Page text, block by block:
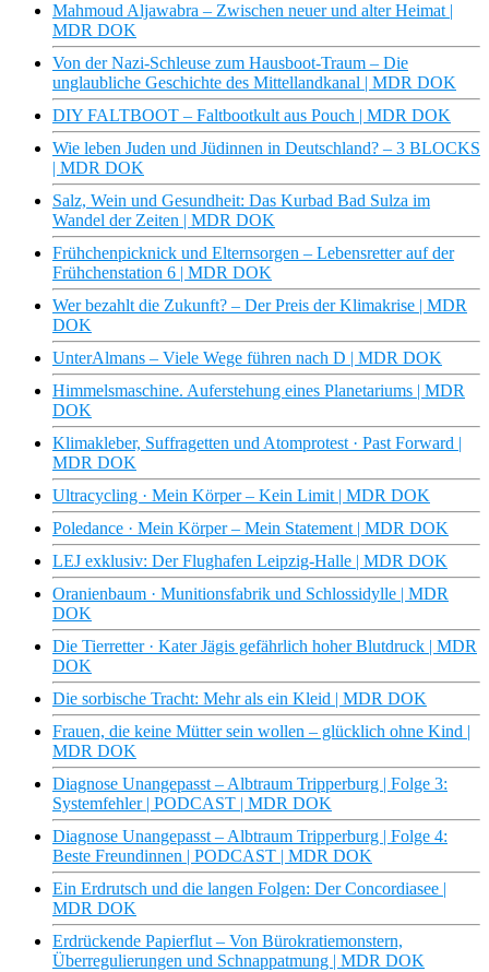
Mahmoud Aljawabra – Zwischen neuer und alter Heimat |
MDR DOK
Von der Nazi-Schleuse zum Hausboot-Traum – Die
unglaubliche Geschichte des Mittellandkanal | MDR DOK
DIY FALTBOOT – Faltbootkult aus Pouch | MDR DOK
Wie leben Juden und Jüdinnen in Deutschland? – 3 BLOCKS
| MDR DOK
Salz, Wein und Gesundheit: Das Kurbad Bad Sulza im
Wandel der Zeiten | MDR DOK
Frühchenpicknick und Elternsorgen – Lebensretter auf der
Frühchenstation 6 | MDR DOK
Wer bezahlt die Zukunft? – Der Preis der Klimakrise | MDR
DOK
UnterAlmans – Viele Wege führen nach D | MDR DOK
Himmelsmaschine. Auferstehung eines Planetariums | MDR
DOK
Klimakleber, Suffragetten und Atomprotest · Past Forward |
MDR DOK
Ultracycling · Mein Körper – Kein Limit | MDR DOK
Poledance · Mein Körper – Mein Statement | MDR DOK
LEJ exklusiv: Der Flughafen Leipzig-Halle | MDR DOK
Oranienbaum · Munitionsfabrik und Schlossidylle | MDR
DOK
Die Tierretter · Kater Jägis gefährlich hoher Blutdruck | MDR
DOK
Die sorbische Tracht: Mehr als ein Kleid | MDR DOK
Frauen, die keine Mütter sein wollen – glücklich ohne Kind |
MDR DOK
Diagnose Unangepasst – Albtraum Tripperburg | Folge 3:
Systemfehler | PODCAST | MDR DOK
Diagnose Unangepasst – Albtraum Tripperburg | Folge 4:
Beste Freundinnen | PODCAST | MDR DOK
Ein Erdrutsch und die langen Folgen: Der Concordiasee |
MDR DOK
Erdrückende Papierflut – Von Bürokratiemonstern,
Überregulierungen und Schnappatmung | MDR DOK